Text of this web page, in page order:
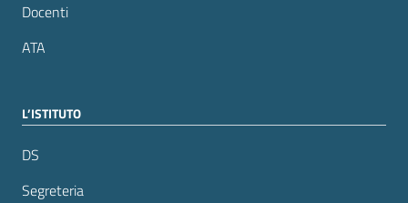
Docenti
ATA
L’ISTITUTO
DS
Segreteria